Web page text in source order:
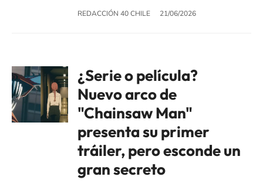
REDACCIÓN 40 CHILE 21/06/2026
¿Serie o película?
Nuevo arco de
"Chainsaw Man"
presenta su primer
tráiler, pero esconde un
gran secreto